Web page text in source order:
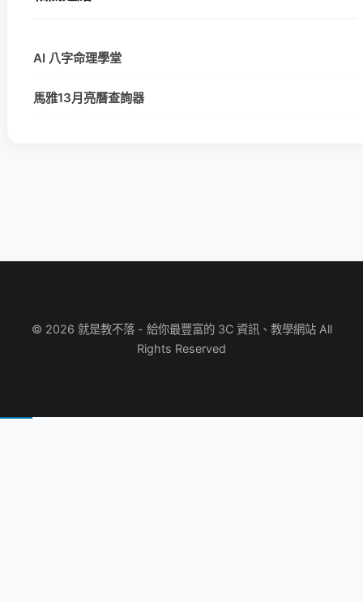
AI 八字命理學堂
馬雅13月亮曆查詢器
© 2026 就是教不落 - 給你最豐富的 3C 資訊、教學網站 All
Rights Reserved